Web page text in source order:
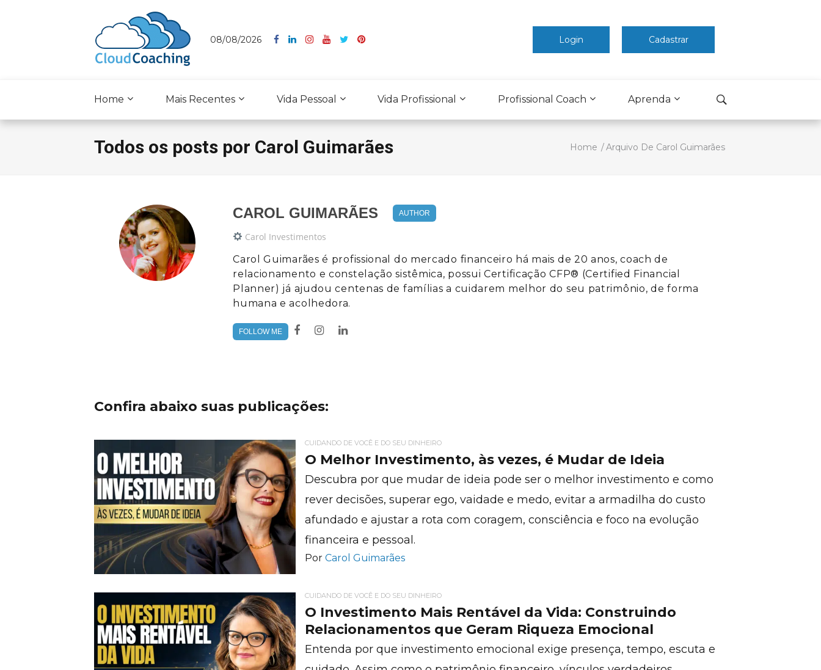
08/08/2026 Login Cadastrar
Home Mais Recentes Vida Pessoal Vida Profissional Profissional Coach Aprenda
Todos os posts por Carol Guimarães Home Arquivo De Carol Guimarães
CAROL GUIMARÃES AUTHOR
Carol Investimentos
Carol Guimarães é profissional do mercado financeiro há mais de 20 anos, coach de
relacionamento e constelação sistêmica, possui Certificação CFP® (Certified Financial
Planner) já ajudou centenas de famílias a cuidarem melhor do seu patrimônio, de forma
humana e acolhedora.
FOLLOW ME
Confira abaixo suas publicações:
CUIDANDO DE VOCÊ E DO SEU DINHEIRO
O Melhor Investimento, às vezes, é Mudar de Ideia
Descubra por que mudar de ideia pode ser o melhor investimento e como
rever decisões, superar ego, vaidade e medo, evitar a armadilha do custo
afundado e ajustar a rota com coragem, consciência e foco na evolução
financeira e pessoal.
PorCarol Guimarães
CUIDANDO DE VOCÊ E DO SEU DINHEIRO
O Investimento Mais Rentável da Vida: Construindo
Relacionamentos que Geram Riqueza Emocional
Entenda por que investimento emocional exige presença, tempo, escuta e